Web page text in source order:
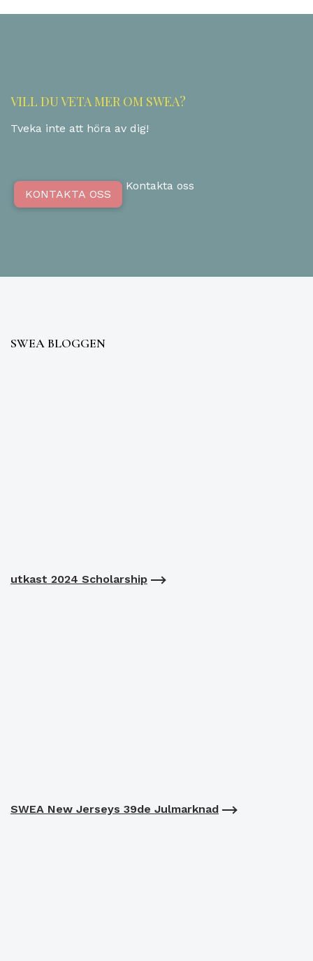
VILL DU VETA MER OM SWEA?
Tveka inte att höra av dig!
KONTAKTA OSS
Kontakta oss
SWEA BLOGGEN
utkast 2024 Scholarship
SWEA New Jerseys 39de Julmarknad